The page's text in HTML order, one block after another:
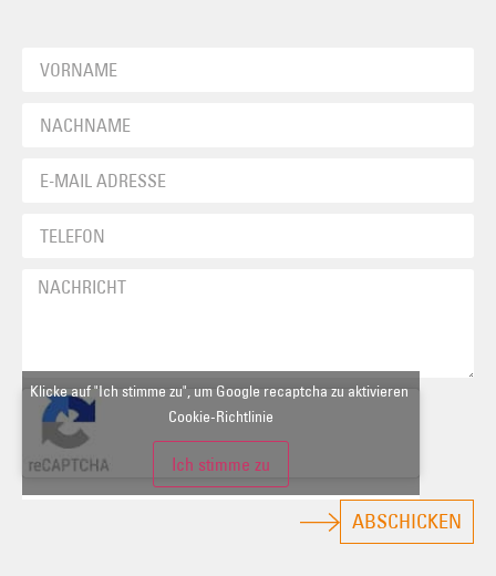
Klicke auf "Ich stimme zu", um Google recaptcha zu aktivieren
Cookie-Richtlinie
Ich stimme zu
ABSCHICKEN